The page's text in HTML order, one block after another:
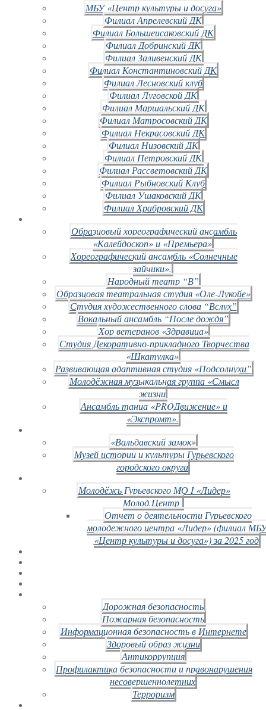
МБУ «Центр культуры и досуга»
Филиал Апрелевский ДК
Филиал Большеисаковский ДК
Филиал Добринский ДК
Филиал Заливенский ДК
Филиал Константиновский ДК
Филиал Лесновский клуб
Филиал Луговской ДК
Филиал Маршальский ДК
Филиал Матросовский ДК
Филиал Некрасовский ДК
Филиал Низовский ДК
Филиал Петровский ДК
Филиал Рассветовский ДК
Филиал Рыбновский Клуб
Филиал Ушаковский ДК
Филиал Храбровский ДК
Образцовый хореографический ансамбль
«Калейдоскоп» и «Премьера»
Хореографический ансамбль «Солнечные
зайчики».
Народный театр “В”
Образцовая театральная студия «Оле-Лукойе»
Студия художественного слова “Вслух”
Вокальный ансамбль “После дождя”
Хор ветеранов «Здравица»
Студия Декоративно-прикладного Творчества
«Шкатулка»
Развивающая адаптивная студия «Подсолнухи”
Молодёжная музыкальная группа «Смысл
жизни
Ансамбль танца «PROДвижение» и
«Экспромт».
«Вальдавский замок»
Музей истории и культуры Гурьевского
городского округа
Молодёжь Гурьевского МО I «Лидер»
Молод.Центр
Отчет о деятельности Гурьевского
молодежного центра «Лидер» (филиал
«Центр культуры и досуга») за 2025 год
Дорожная безопасность
Пожарная безопасность
Информационная безопасность в Интернете
Здоровый образ жизни
Антикоррупция
Профилактика безопасности и правонарушения
несовершеннолетних
Терроризм